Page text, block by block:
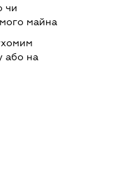
чи
майна
або на